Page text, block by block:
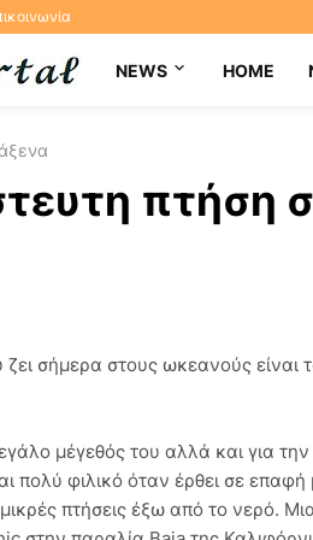
NEWS HOME
σήμερα στους ωκεανούς
μέγεθός του αλλά και για την
πολύ φιλικό όταν έρθει σε
πτήσεις έξω από το νερό.